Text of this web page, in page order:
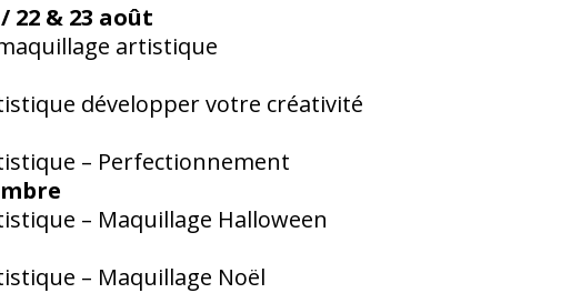
22 & 23 août
artistique
développer votre créativité
– Perfectionnement
– Maquillage Halloween
– Maquillage Noël